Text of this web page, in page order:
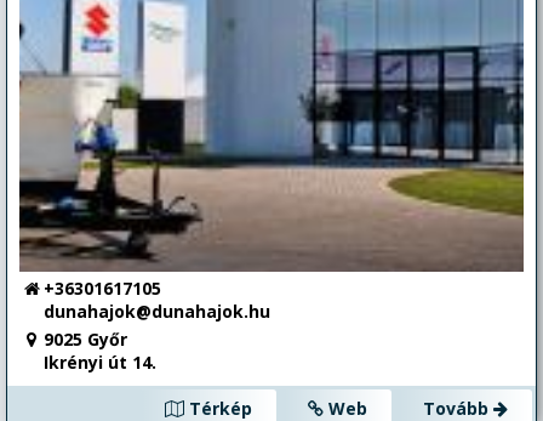
+36301617105
dunahajok@dunahajok.hu
9025 Győr
Ikrényi út 14.
Térkép
Web Tovább